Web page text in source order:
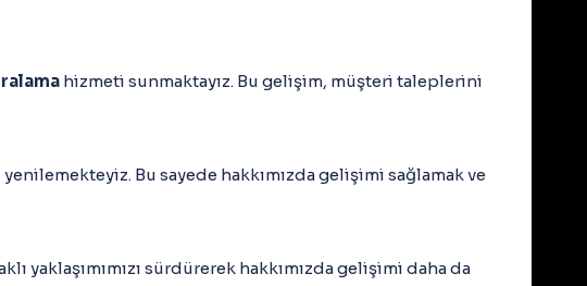
hizmeti sunmaktayız. Bu gelişim, müşteri taleplerini
Bu sayede hakkımızda gelişimi sağlamak ve
sürdürerek hakkımızda gelişimi daha da